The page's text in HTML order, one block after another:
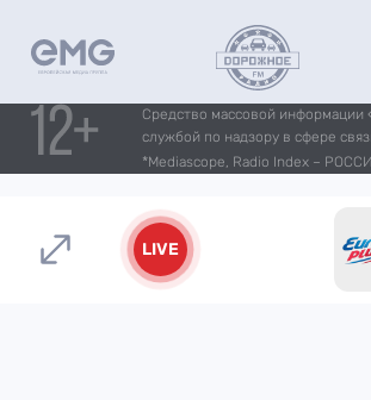
Средство массовой информации
службой по надзору в сфере
*Mediascope, Radio Index –
LIVE